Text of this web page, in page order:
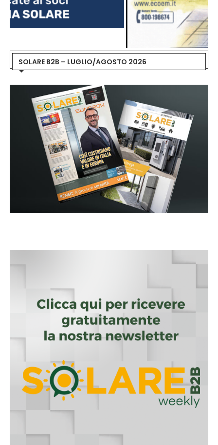
SOLARE B2B – LUGLIO/AGOSTO 2026